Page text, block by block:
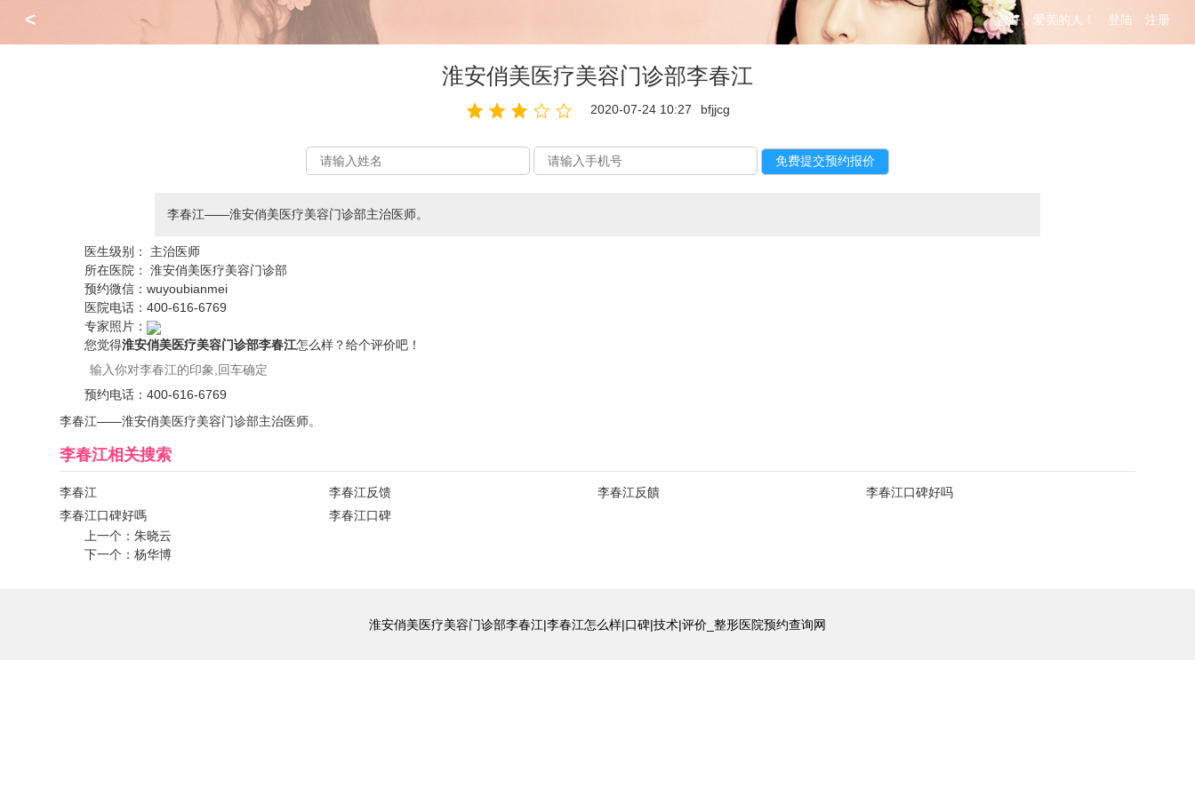
< 您好，爱美的人！ 登陆 注册
淮安俏美医疗美容门诊部李春江
2020-07-24 10:27 bfjjcg
李春江——淮安俏美医疗美容门诊部主治医师。
医生级别：
主治医师
所在医院：
淮安俏美医疗美容门诊部
预约微信：wuyoubianmei
医院电话：400-616-6769
专家照片：
您觉得淮安俏美医疗美容门诊部李春江怎么样？给个评价吧！
预约电话：400-616-6769
李春江——淮安俏美医疗美容门诊部主治医师。
李春江相关搜索
李春江 李春江反馈 李春江反饋
李春江口碑好吗
李春江口碑好嗎
李春江口碑
上一个：朱晓云
下一个：杨华博
淮安俏美医疗美容门诊部李春江|李春江怎么样|口碑|技术|评价_整形医院预约查询网